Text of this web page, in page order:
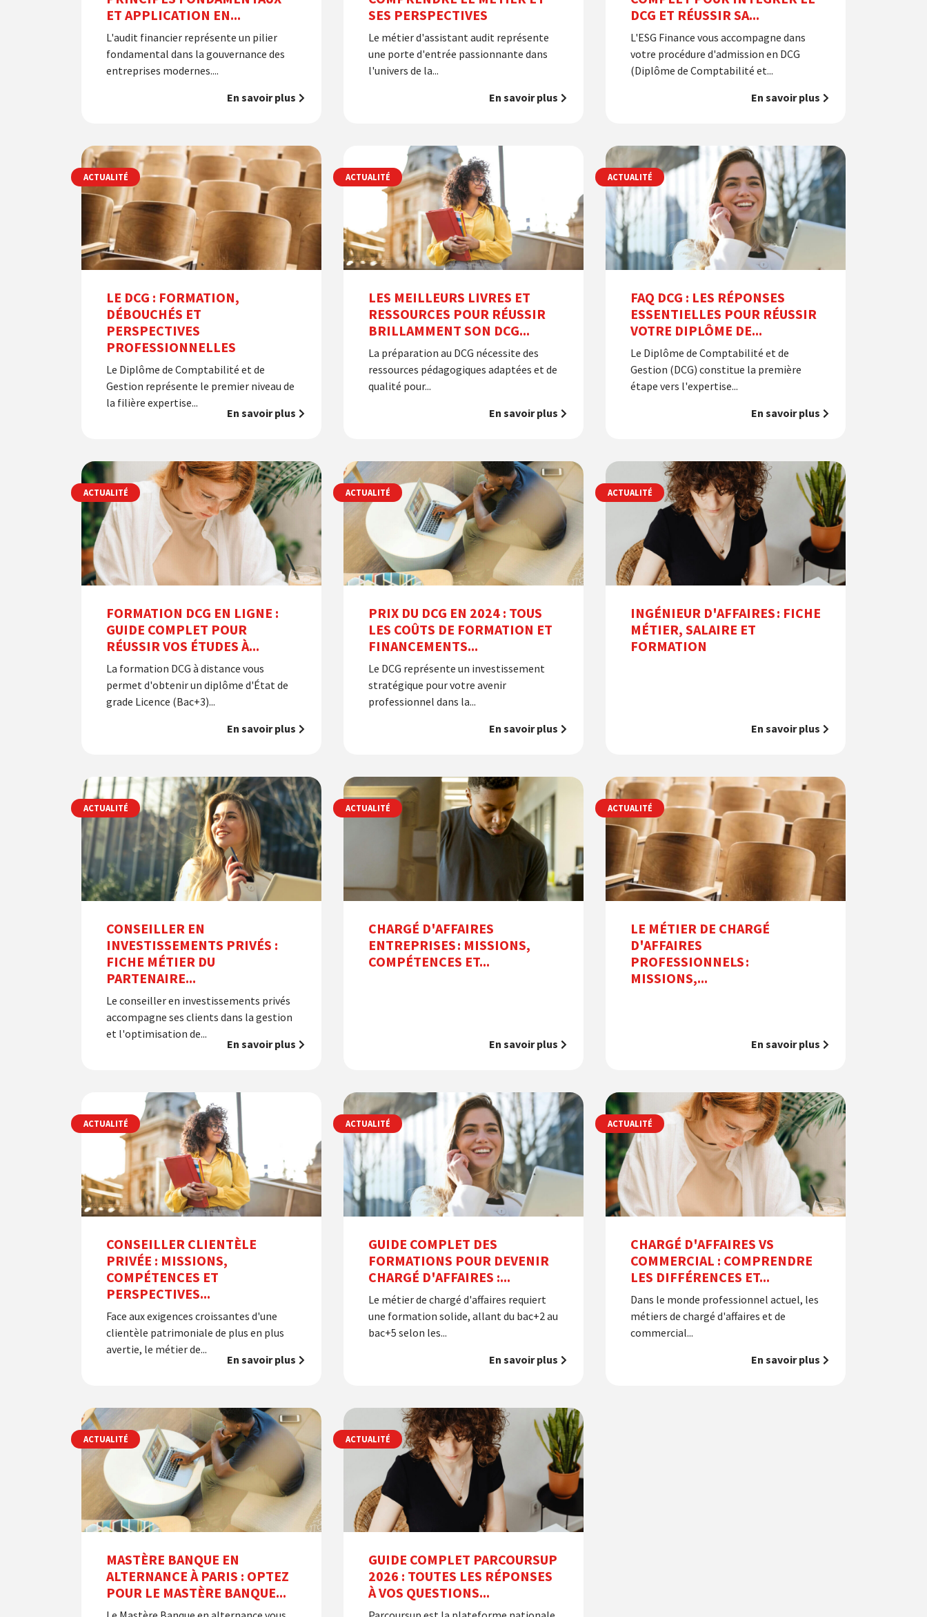
ET APPLICATION EN...
L'audit financier représente un pilier
fondamental dans la gouvernance des
entreprises modernes....
En savoir plus
SES PERSPECTIVES
Le métier d'assistant audit représente
une porte d'entrée passionnante dans
l'univers de la...
En savoir plus
DCG ET RÉUSSIR SA...
L'ESG Finance vous accompagne dans
votre procédure d'admission en DCG
(Diplôme de Comptabilité et...
En savoir plus
LE DCG : FORMATION,
DÉBOUCHÉS ET
PERSPECTIVES
PROFESSIONNELLES
Le Diplôme de Comptabilité et de
Gestion représente le premier niveau de
la filière expertise...
En savoir plus
ACTUALITÉ
LES MEILLEURS LIVRES ET
RESSOURCES POUR RÉUSSIR
BRILLAMMENT SON DCG...
La préparation au DCG nécessite des
ressources pédagogiques adaptées et de
qualité pour...
En savoir plus
ACTUALITÉ
FAQ DCG : LES RÉPONSES
ESSENTIELLES POUR RÉUSSIR
VOTRE DIPLÔME DE...
Le Diplôme de Comptabilité et de
Gestion (DCG) constitue la première
étape vers l'expertise...
En savoir plus
ACTUALITÉ
FORMATION DCG EN LIGNE :
GUIDE COMPLET POUR
RÉUSSIR VOS ÉTUDES À...
La formation DCG à distance vous
permet d'obtenir un diplôme d'État de
grade Licence (Bac+3)...
En savoir plus
ACTUALITÉ
PRIX DU DCG EN 2024 : TOUS
LES COÛTS DE FORMATION ET
FINANCEMENTS...
Le DCG représente un investissement
stratégique pour votre avenir
professionnel dans la...
En savoir plus
ACTUALITÉ
INGÉNIEUR D'AFFAIRES : FICHE
MÉTIER, SALAIRE ET
FORMATION
En savoir plus
ACTUALITÉ
CONSEILLER EN
INVESTISSEMENTS PRIVÉS :
FICHE MÉTIER DU
PARTENAIRE...
Le conseiller en investissements privés
accompagne ses clients dans la gestion
et l'optimisation de...
En savoir plus
ACTUALITÉ
CHARGÉ D'AFFAIRES
ENTREPRISES : MISSIONS,
COMPÉTENCES ET...
En savoir plus
ACTUALITÉ
LE MÉTIER DE CHARGÉ
D'AFFAIRES
PROFESSIONNELS :
MISSIONS,...
En savoir plus
ACTUALITÉ
CONSEILLER CLIENTÈLE
PRIVÉE : MISSIONS,
COMPÉTENCES ET
PERSPECTIVES...
Face aux exigences croissantes d'une
clientèle patrimoniale de plus en plus
avertie, le métier de...
En savoir plus
ACTUALITÉ
GUIDE COMPLET DES
FORMATIONS POUR DEVENIR
CHARGÉ D'AFFAIRES :...
Le métier de chargé d'affaires requiert
une formation solide, allant du bac+2 au
bac+5 selon les...
En savoir plus
ACTUALITÉ
CHARGÉ D'AFFAIRES VS
COMMERCIAL : COMPRENDRE
LES DIFFÉRENCES ET...
Dans le monde professionnel actuel, les
métiers de chargé d'affaires et de
commercial...
En savoir plus
ACTUALITÉ
MASTÈRE BANQUE EN
ALTERNANCE À PARIS : OPTEZ
POUR LE MASTÈRE BANQUE...
ACTUALITÉ
GUIDE COMPLET PARCOURSUP
2026 : TOUTES LES RÉPONSES
À VOS QUESTIONS...
ACTUALITÉ